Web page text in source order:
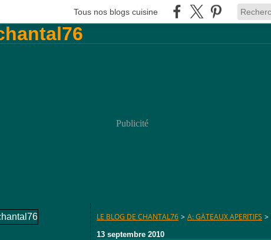
Tous nos blogs cuisine
Publicité
LE BLOG DE CHANTAL76 > A: GÄTEAUX APERITIFS >
13 septembre 2010